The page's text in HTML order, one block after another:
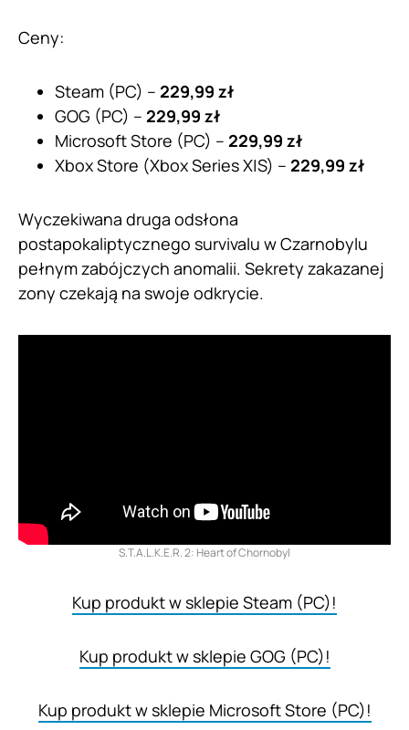
Ceny:
Steam (PC) – 229,99 zł
GOG (PC) – 229,99 zł
Microsoft Store (PC) – 229,99 zł
Xbox Store (Xbox Series X|S) – 229,99 zł
Wyczekiwana druga odsłona
postapokaliptycznego survivalu w Czarnobylu
pełnym zabójczych anomalii. Sekrety zakazanej
zony czekają na swoje odkrycie.
S.T.A.L.K.E.R. 2: Heart of Chornobyl
Kup produkt w sklepie Steam (PC)!
Kup produkt w sklepie GOG (PC)!
Kup produkt w sklepie Microsoft Store (PC)!